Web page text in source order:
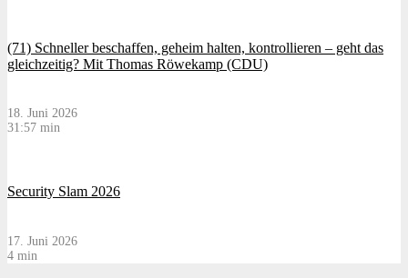
(71) Schneller beschaffen, geheim halten, kontrollieren – geht das
gleichzeitig? Mit Thomas Röwekamp (CDU)
18. Juni 2026
31:57 min
Security Slam 2026
17. Juni 2026
4 min